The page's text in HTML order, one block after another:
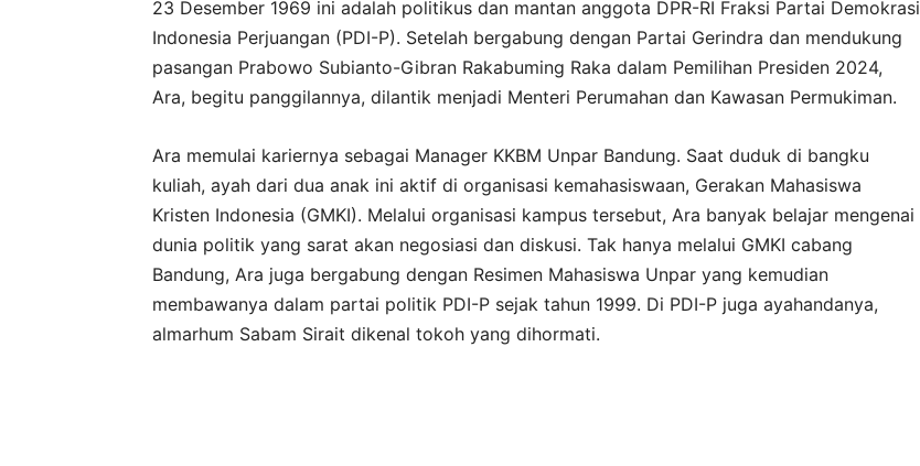
23 Desember 1969 ini adalah politikus dan mantan anggota DPR-RI Fraksi Partai Demokrasi
Indonesia Perjuangan (PDI-P). Setelah bergabung dengan Partai Gerindra dan mendukung
pasangan Prabowo Subianto-Gibran Rakabuming Raka dalam Pemilihan Presiden 2024,
Ara, begitu panggilannya, dilantik menjadi Menteri Perumahan dan Kawasan Permukiman.
Ara memulai kariernya sebagai Manager KKBM Unpar Bandung. Saat duduk di bangku
kuliah, ayah dari dua anak ini aktif di organisasi kemahasiswaan, Gerakan Mahasiswa
Kristen Indonesia (GMKI). Melalui organisasi kampus tersebut, Ara banyak belajar mengenai
dunia politik yang sarat akan negosiasi dan diskusi. Tak hanya melalui GMKI cabang
Bandung, Ara juga bergabung dengan Resimen Mahasiswa Unpar yang kemudian
membawanya dalam partai politik PDI-P sejak tahun 1999. Di PDI-P juga ayahandanya,
almarhum Sabam Sirait dikenal tokoh yang dihormati.